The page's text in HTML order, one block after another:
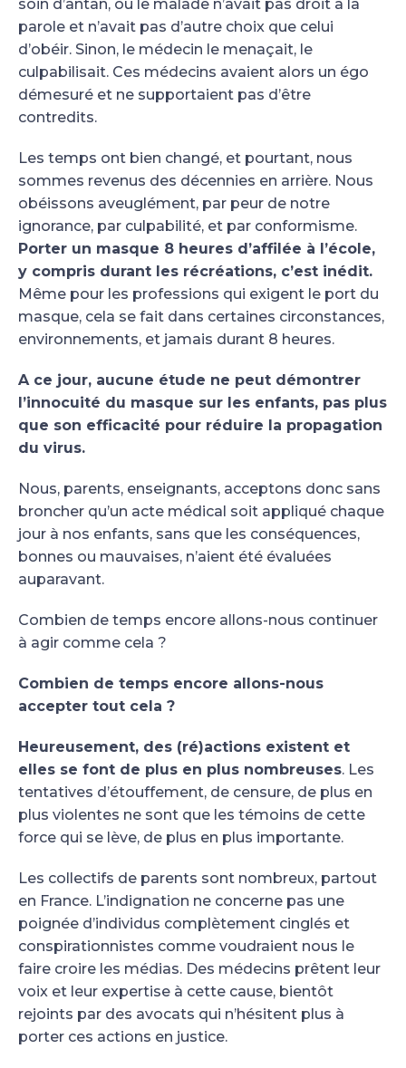
soin d’antan, où le malade n’avait pas droit à la
parole et n’avait pas d’autre choix que celui
d’obéir. Sinon, le médecin le menaçait, le
culpabilisait. Ces médecins avaient alors un égo
démesuré et ne supportaient pas d’être
contredits.
Les temps ont bien changé, et pourtant, nous
sommes revenus des décennies en arrière. Nous
obéissons aveuglément, par peur de notre
ignorance, par culpabilité, et par conformisme.
Porter un masque 8 heures d’affilée à l’école,
y compris durant les récréations, c’est inédit.
Même pour les professions qui exigent le port du
masque, cela se fait dans certaines circonstances,
environnements, et jamais durant 8 heures.
A ce jour, aucune étude ne peut démontrer
l’innocuité du masque sur les enfants, pas plus
que son efficacité pour réduire la propagation
du virus.
Nous, parents, enseignants, acceptons donc sans
broncher qu’un acte médical soit appliqué chaque
jour à nos enfants, sans que les conséquences,
bonnes ou mauvaises, n’aient été évaluées
auparavant.
Combien de temps encore allons-nous continuer
à agir comme cela ?
Combien de temps encore allons-nous
accepter tout cela ?
Heureusement, des (ré)actions existent et
elles se font de plus en plus nombreuses. Les
tentatives d’étouffement, de censure, de plus en
plus violentes ne sont que les témoins de cette
force qui se lève, de plus en plus importante.
Les collectifs de parents sont nombreux, partout
en France. L’indignation ne concerne pas une
poignée d’individus complètement cinglés et
conspirationnistes comme voudraient nous le
faire croire les médias. Des médecins prêtent leur
voix et leur expertise à cette cause, bientôt
rejoints par des avocats qui n’hésitent plus à
porter ces actions en justice.